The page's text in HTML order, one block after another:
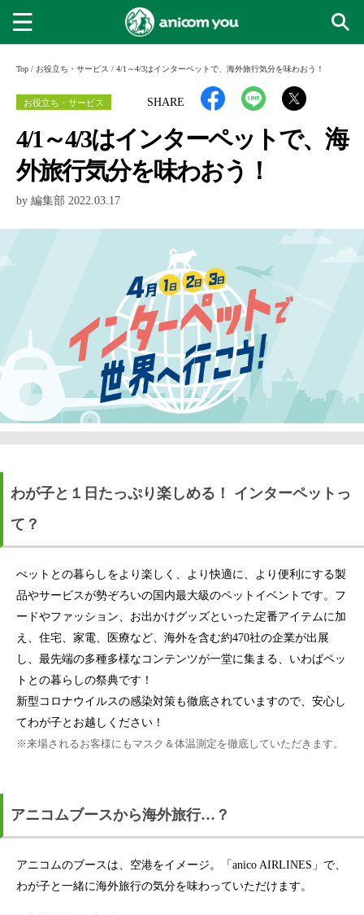
Top / お役立ち・サービス / 4/1～4/3はインターペットで、海外旅行気分を味わおう！
SHARE
お役立ち・サービス
4/1～4/3はインターペットで、海
外旅行気分を味わおう！
by 編集部 2022.03.17
わが子と１日たっぷり楽しめる！ インターペットっ
て？
ぺットとの暮らしをより楽しく、より快適に、より便利にする製
品やサービスが勢ぞろいの国内最大級のペットイベントです。フ
ードやファッション、お出かけグッズといった定番アイテムに加
え、住宅、家電、医療など、海外を含む約470社の企業が出展
し、最先端の多種多様なコンテンツが一堂に集まる、いわばペッ
トとの暮らしの祭典です！
新型コロナウイルスの感染対策も徹底されていますので、安心し
てわが子とお越しください！
※来場されるお客様にもマスク＆体温測定を徹底していただきます。
アニコムブースから海外旅行…？
アニコムのブースは、空港をイメージ。「anico AIRLINES」で、
わが子と一緒に海外旅行の気分を味わっていただけます。